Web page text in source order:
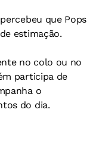
que Pops
estimação.
no colo ou no
participa de
o
do dia.